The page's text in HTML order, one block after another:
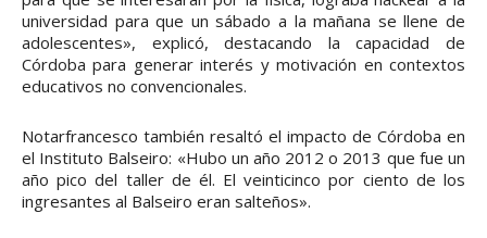
universidad para que un sábado a la mañana se llene de
adolescentes», explicó, destacando la capacidad de
Córdoba para generar interés y motivación en contextos
educativos no convencionales.
Notarfrancesco también resaltó el impacto de Córdoba en
el Instituto Balseiro: «Hubo un año 2012 o 2013 que fue un
año pico del taller de él. El veinticinco por ciento de los
ingresantes al Balseiro eran salteños».